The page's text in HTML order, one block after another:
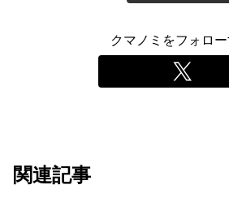
クマノミをフォロー
関連記事